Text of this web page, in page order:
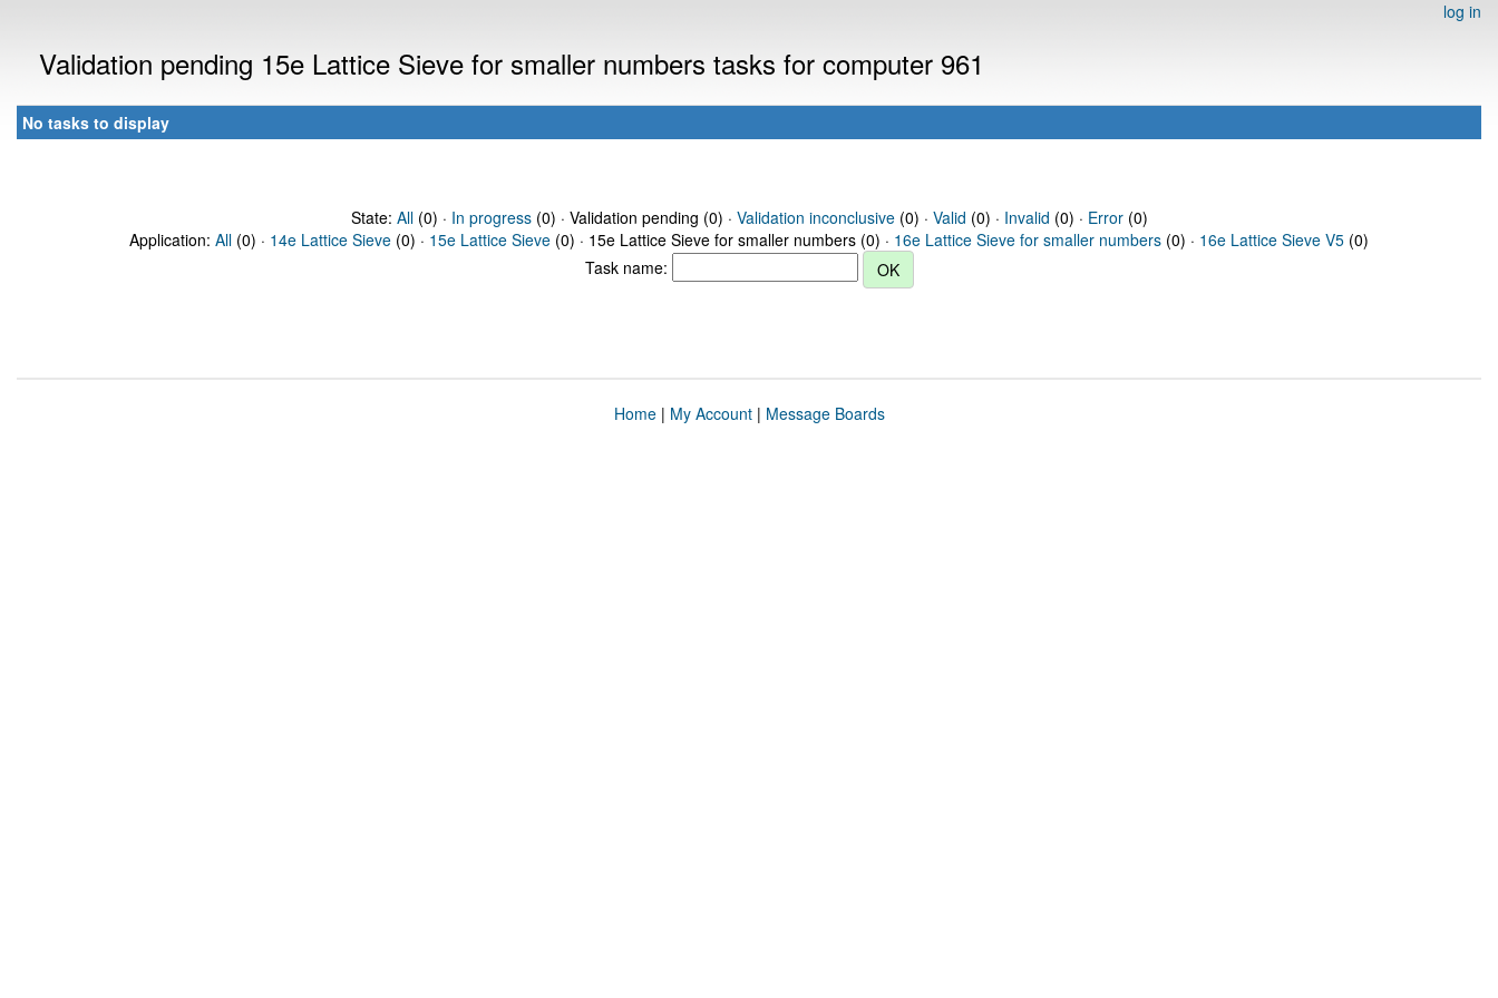
log in
Validation pending 15e Lattice Sieve for smaller numbers tasks for computer 961
No tasks to display
State: All(0) · In progress(0) · Validation pending (0) · Validation inconclusive(0) · Valid (0) · Invalid (0) · Error(0)
Application: All (0) · 14e Lattice Sieve (0) · 15e Lattice Sieve (0) · 15e Lattice Sieve for smaller numbers (0) · 16e Lattice Sieve for smaller numbers (0) · 16e Lattice Sieve V5 (0)
Task name:
Home| My Account| Message Boards